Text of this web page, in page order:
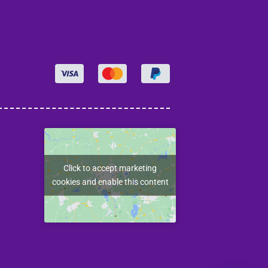
Click to accept marketing
cookies and enable this content